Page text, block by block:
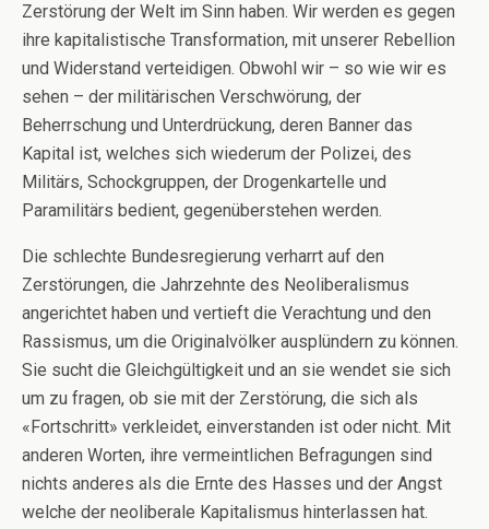
Zerstörung der Welt im Sinn haben. Wir werden es gegen
ihre kapitalistische Transformation, mit unserer Rebellion
und Widerstand verteidigen. Obwohl wir – so wie wir es
sehen – der militärischen Verschwörung, der
Beherrschung und Unterdrückung, deren Banner das
Kapital ist, welches sich wiederum der Polizei, des
Militärs, Schockgruppen, der Drogenkartelle und
Paramilitärs bedient, gegenüberstehen werden.
Die schlechte Bundesregierung verharrt auf den
Zerstörungen, die Jahrzehnte des Neoliberalismus
angerichtet haben und vertieft die Verachtung und den
Rassismus, um die Originalvölker ausplündern zu können.
Sie sucht die Gleichgültigkeit und an sie wendet sie sich
um zu fragen, ob sie mit der Zerstörung, die sich als
«Fortschritt» verkleidet, einverstanden ist oder nicht. Mit
anderen Worten, ihre vermeintlichen Befragungen sind
nichts anderes als die Ernte des Hasses und der Angst
welche der neoliberale Kapitalismus hinterlassen hat.